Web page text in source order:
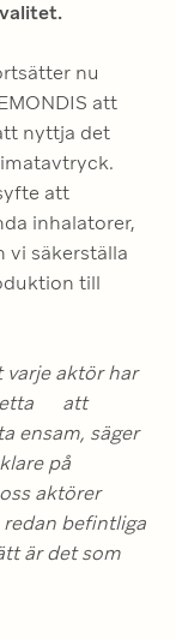
nu
att
nyttja det
att
inhalatorer,
vi säkerställa
till
varje aktör har
att
ensam, säger
på
aktörer
befintliga
är det som